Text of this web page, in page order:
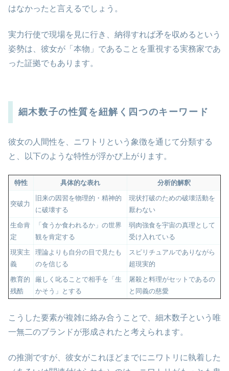
はなかったと言えるでしょう。
実力行使で現場を見に行き、納得すれば矛を収めるという
姿勢は、彼女が「本物」であることを重視する実務家であ
った証拠でもあります。
細木数子の性質を紐解く四つのキーワード
彼女の人間性を、ニワトリという象徴を通じて分類する
と、以下のような特性が浮かび上がります。
特性 具体的な表れ 分析的解釈
突破力
旧来の因習を物理的・精神的
に破壊する
現状打破のための破壊活動を
厭わない
生命肯
定
「食うか食われるか」の世界
観を肯定する
弱肉強食を宇宙の真理として
受け入れている
現実主
義
理論よりも自分の目で見たも
のを信じる
スピリチュアルでありながら
超現実的
教育的
残酷
厳しく叱ることで相手を「生
かそう」とする
屠殺と料理がセットであるの
と同義の慈愛
こうした要素が複雑に絡み合うことで、細木数子という唯
一無二のブランドが形成されたと考えられます。
の推測ですが、彼女がこれほどまでにニワトリに執着した